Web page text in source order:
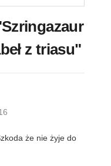
z triasu"
że nie żyje do